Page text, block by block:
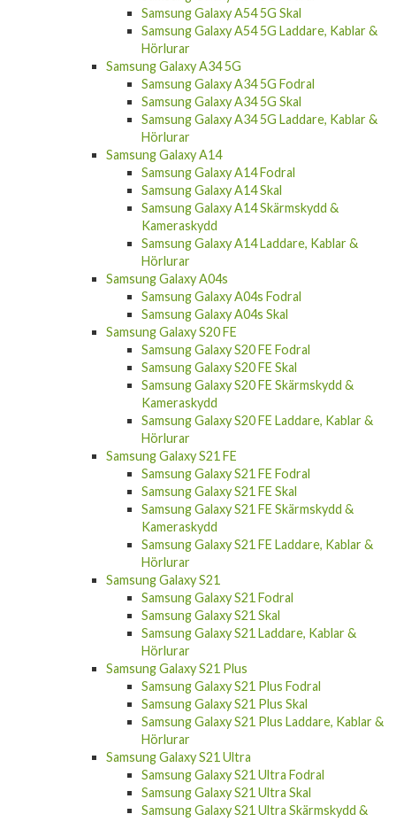
Samsung Galaxy A54 5G Skal
Samsung Galaxy A54 5G Laddare, Kablar &
Hörlurar
Samsung Galaxy A34 5G
Samsung Galaxy A34 5G Fodral
Samsung Galaxy A34 5G Skal
Samsung Galaxy A34 5G Laddare, Kablar &
Hörlurar
Samsung Galaxy A14
Samsung Galaxy A14 Fodral
Samsung Galaxy A14 Skal
Samsung Galaxy A14 Skärmskydd &
Kameraskydd
Samsung Galaxy A14 Laddare, Kablar &
Hörlurar
Samsung Galaxy A04s
Samsung Galaxy A04s Fodral
Samsung Galaxy A04s Skal
Samsung Galaxy S20 FE
Samsung Galaxy S20 FE Fodral
Samsung Galaxy S20 FE Skal
Samsung Galaxy S20 FE Skärmskydd &
Kameraskydd
Samsung Galaxy S20 FE Laddare, Kablar &
Hörlurar
Samsung Galaxy S21 FE
Samsung Galaxy S21 FE Fodral
Samsung Galaxy S21 FE Skal
Samsung Galaxy S21 FE Skärmskydd &
Kameraskydd
Samsung Galaxy S21 FE Laddare, Kablar &
Hörlurar
Samsung Galaxy S21
Samsung Galaxy S21 Fodral
Samsung Galaxy S21 Skal
Samsung Galaxy S21 Laddare, Kablar &
Hörlurar
Samsung Galaxy S21 Plus
Samsung Galaxy S21 Plus Fodral
Samsung Galaxy S21 Plus Skal
Samsung Galaxy S21 Plus Laddare, Kablar &
Hörlurar
Samsung Galaxy S21 Ultra
Samsung Galaxy S21 Ultra Fodral
Samsung Galaxy S21 Ultra Skal
Samsung Galaxy S21 Ultra Skärmskydd &